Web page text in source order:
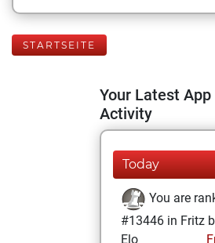
STARTSEITE
Your Latest App
Activity
Today
You are
#13446 in Fritz
Elo